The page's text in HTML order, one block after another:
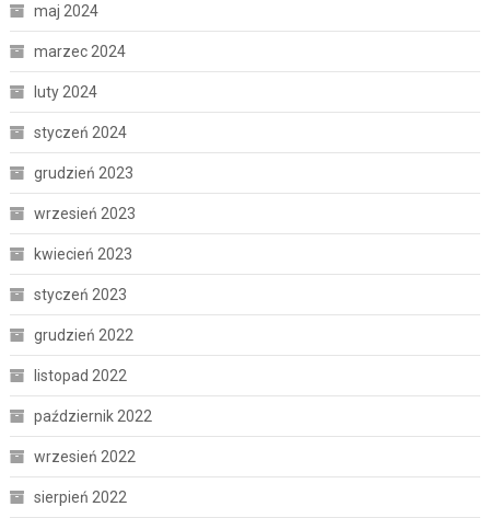
maj 2024
marzec 2024
luty 2024
styczeń 2024
grudzień 2023
wrzesień 2023
kwiecień 2023
styczeń 2023
grudzień 2022
listopad 2022
październik 2022
wrzesień 2022
sierpień 2022